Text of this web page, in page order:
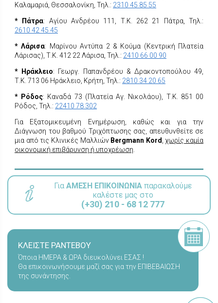
Καλαμαριά, Θεσσαλονίκη, Τηλ.: 2310 45 85 55
* Πάτρα: Αγίου Ανδρέου 111, Τ.Κ. 262 21 Πάτρα, Τηλ.:
2610 42 45 45
* Λάρισα: Μαρίνου Αντύπα 2 & Κούμα (Κεντρική Πλατεία
Λάρισας), Τ.Κ. 412 22 Λάρισα, Τηλ.: 2410 66 00 90
* Ηράκλειο: Γεωργ. Παπανδρέου & Δρακοντοπούλου 49,
Τ.Κ. 713 06 Ηράκλειο, Κρήτη, Τηλ.: 2810 34 20 65
* Ρόδος: Καναδά 73 (Πλατεία Αγ. Νικολάου), Τ.Κ. 851 00
Ρόδος, Τηλ.: 22410 78 302
Για Εξατομικευμένη Ενημέρωση, καθώς και για την
Διάγνωση του βαθμού Τριχόπτωσης σας, απευθυνθείτε σε
μια από τις Κλινικές Μαλλιών Bergmann Kord ,χωρίς καμία
οικονομική επιβάρυνση ή υποχρέωση
ΓιαΑΜΕΣΗ ΕΠΙΚΟΙΝΩΝΙΑ παρακαλούμε
καλέστε μας στο
(+30) 210 - 68 12 777
ΚΛΕΙΣΤΕ ΡΑΝΤΕΒΟΥ
Όποια ΗΜΕΡΑ & ΩΡΑ διευκολύνει ΕΣΑΣ !
Θα επικοινωνήσουμε μαζί σας για την ΕΠΙΒΕΒΑΙΩΣΗ
της συνάντησης.